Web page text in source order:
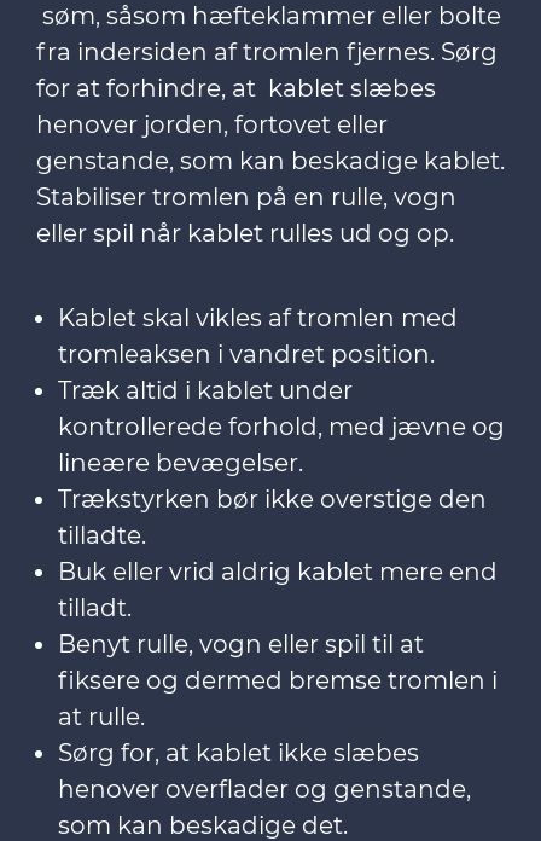
søm, såsom hæfteklammer eller bolte
fra indersiden af tromlen fjernes. Sørg
for at forhindre, at kablet slæbes
henover jorden, fortovet eller
genstande, som kan beskadige kablet.
Stabiliser tromlen på en rulle, vogn
eller spil når kablet rulles ud og op.
Kablet skal vikles af tromlen med
tromleaksen i vandret position.
Træk altid i kablet under
kontrollerede forhold, med jævne og
lineære bevægelser.
Trækstyrken bør ikke overstige den
tilladte.
Buk eller vrid aldrig kablet mere end
tilladt.
Benyt rulle, vogn eller spil til at
fiksere og dermed bremse tromlen i
at rulle.
Sørg for, at kablet ikke slæbes
henover overflader og genstande,
som kan beskadige det.